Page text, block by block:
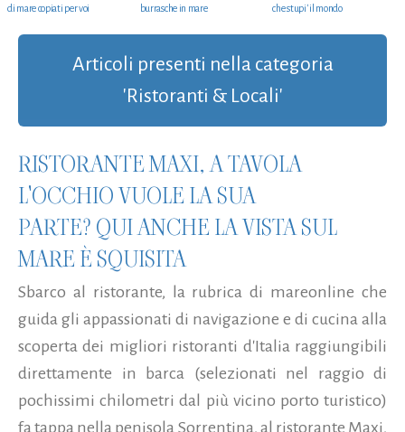
di mare copiati per voi
burrasche in mare
che stupi' il mondo
Articoli presenti nella categoria
'Ristoranti & Locali'
RISTORANTE MAXI, A TAVOLA
L'OCCHIO VUOLE LA SUA
PARTE? QUI ANCHE LA VISTA SUL
MARE È SQUISITA
Sbarco al ristorante, la rubrica di mareonline che
guida gli appassionati di navigazione e di cucina alla
scoperta dei migliori ristoranti d'Italia raggiungibili
direttamente in barca (selezionati nel raggio di
pochissimi chilometri dal più vicino porto turistico)
fa tappa nella penisola Sorrentina, al ristorante Maxi,